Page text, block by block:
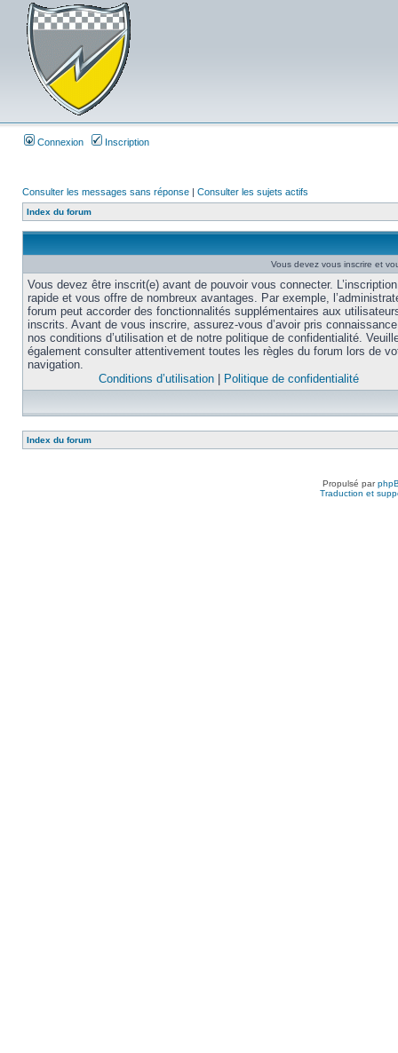
Connexion Inscription
Consulter les messages sans réponse | Consulter les sujets actifs
Index du forum
Vous devez vous inscrire et
Vous devez être inscrit(e) avant de pouvoir vous connecter.
rapide et vous offre de nombreux avantages. Par exemple,
forum peut accorder des fonctionnalités supplémentaires aux
inscrits. Avant de vous inscrire, assurez-vous d’avoir pris
nos conditions d’utilisation et de notre politique de confidentialité.
également consulter attentivement toutes les règles du forum lors de
navigation.
Conditions d’utilisation
Politique de confidentialité
Index du forum
Propulsé par
Traduction et